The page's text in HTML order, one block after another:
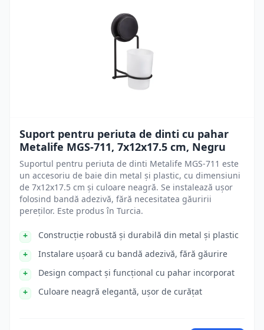
Suport pentru periuta de dinti cu pahar
Metalife MGS-711, 7х12х17.5 cm, Negru
Suportul pentru periuta de dinti Metalife MGS-711 este
un accesoriu de baie din metal și plastic, cu dimensiuni
de 7x12x17.5 cm și culoare neagră. Se instalează ușor
folosind bandă adezivă, fără necesitatea găuririi
pereților. Este produs în Turcia.
Construcție robustă și durabilă din metal și plastic
Instalare ușoară cu bandă adezivă, fără găurire
Design compact și funcțional cu pahar incorporat
Culoare neagră elegantă, ușor de curățat